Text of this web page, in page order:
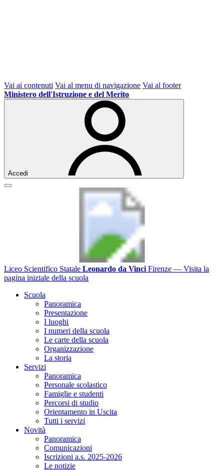
Vai ai contenuti Vai al menu di navigazione Vai al footer
Ministero dell'Istruzione e del Merito
Accedi
Liceo Scientifico Statale Leonardo da Vinci Firenze — Visita la
pagina iniziale della scuola
Scuola
Panoramica
Presentazione
I luoghi
I numeri della scuola
Le carte della scuola
Organizzazione
La storia
Servizi
Panoramica
Personale scolastico
Famiglie e studenti
Percorsi di studio
Orientamento in Uscita
Tutti i servizi
Novità
Panoramica
Comunicazioni
Iscrizioni a.s. 2025-2026
Le notizie